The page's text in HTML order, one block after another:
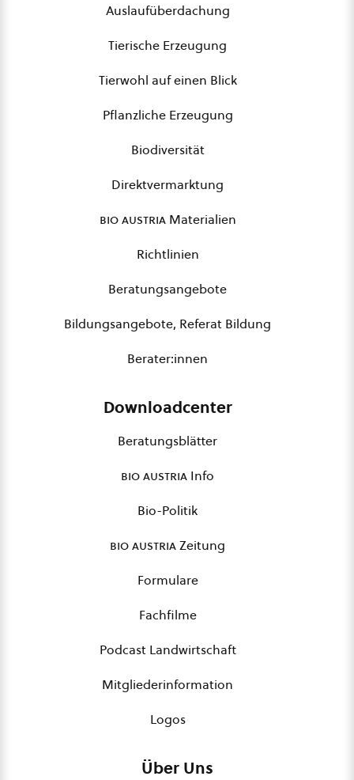
Auslaufüberdachung
Tierische Erzeugung
Tierwohl auf einen Blick
Pflanzliche Erzeugung
Biodiversität
Direktvermarktung
bio austriaMaterialien
Richtlinien
Beratungsangebote
Bildungsangebote, Referat Bildung
Berater:innen
Downloadcenter
Beratungsblätter
bio austria Info
Bio-Politik
bio austriaZeitung
Formulare
Fachfilme
Podcast Landwirtschaft
Mitgliederinformation
Logos
Über Uns